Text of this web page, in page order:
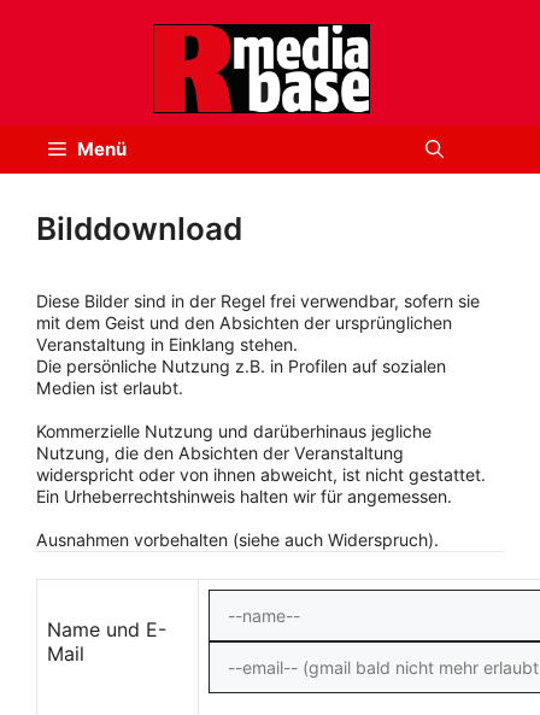
Menü
Bilddownload
Diese Bilder sind in der Regel frei verwendbar, sofern sie
mit dem Geist und den Absichten der ursprünglichen
Veranstaltung in Einklang stehen.
Die persönliche Nutzung z.B. in Profilen auf sozialen
Medien ist erlaubt.
Kommerzielle Nutzung und darüberhinaus jegliche
Nutzung, die den Absichten der Veranstaltung
widerspricht oder von ihnen abweicht, ist nicht gestattet.
Ein Urheberrechtshinweis halten wir für angemessen.
Ausnahmen vorbehalten (siehe auch Widerspruch).
Name und E-
Mail